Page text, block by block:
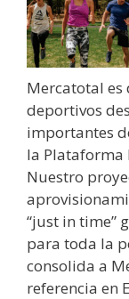
Mercatotal
deportivos
importantes
la Plataforma
Nuestro
“just in time”
para toda la
consolida a
referencia en